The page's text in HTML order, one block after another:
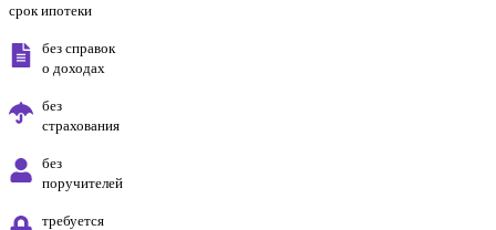
срок ипотеки
без справок
о доходах
без
страхования
без
поручителей
требуется